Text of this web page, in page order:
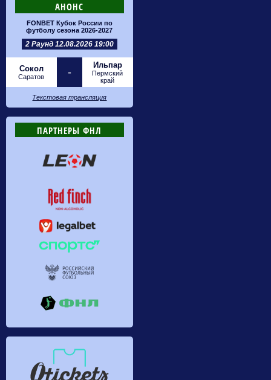
АНОНС
FONBET Кубок России по
футболу сезона 2026-2027
2 Раунд 12.08.2026 19:00
Сокол
Саратов -
Ильпар
Пермский
край
Текстовая трансляция
ПАРТНЕРЫ ФНЛ